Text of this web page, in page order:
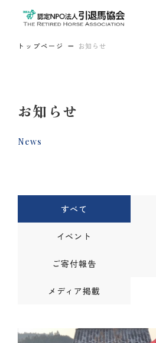
トップページ お知らせ
お知らせ
News
すべて
イベント
ご寄付報告
メディア掲載